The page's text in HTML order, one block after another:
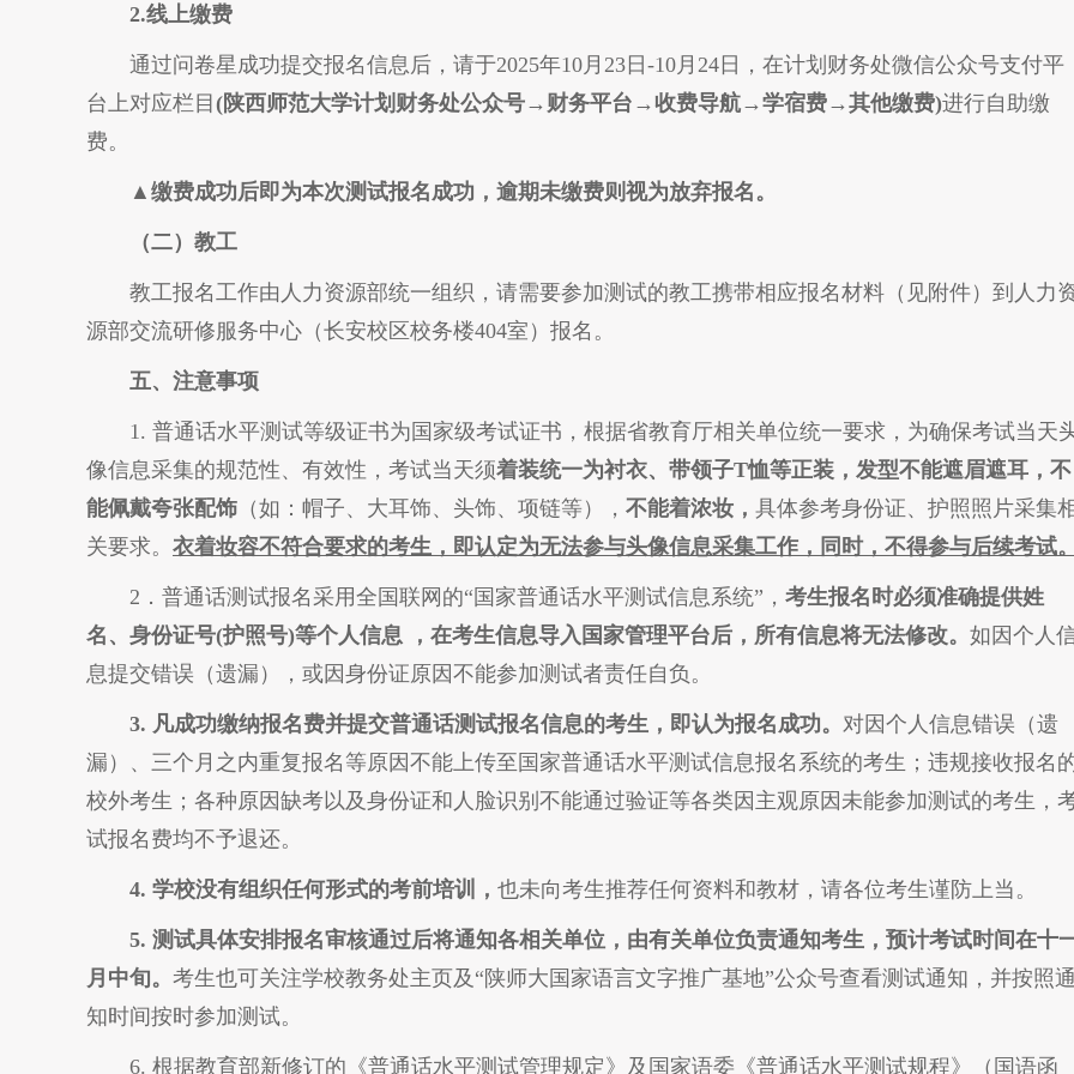
2.线上缴费
通过问卷星成功提交报名信息后，请于2025年10月23日-10月24日，在计划财务处微信公众号支付平
台上对应栏目 (陕西师范大学计划财务处公众号→财务平台→收费导航→学宿费→其他缴费)进行自助缴
费。
▲缴费成功后即为本次测试报名成功，逾期未缴费则视为放弃报名。
（二） 教工
教工报名工作由人力资源部统一组织，请需要参加测试的教工携带相应报名材料（见附件）到人力
源部交流研修服务中心（长安校区校务楼404室）报名。
五、注意事项
1. 普通话水平测试等级证书为国家级考试证书，根据省教育厅相关单位统一要求，为确保考试当天
像信息采集的规范性、有效性，考试当天须着装统一为衬衣、带领子T恤等正装，发型不能遮眉遮耳，不
能佩戴夸张配饰 （如：帽子、大耳饰、头饰、项链等）， 不能着浓妆， 具体参考身份证、护照照片采集相
关要求。 衣着妆容不符合要求的考生，即认定为无法参与头像信息采集工作，同时，不得参与后续考试。
2．普通话测试报名采用全国联网的“国家普通话水平测试信息系统”， 考生报名时必须准确提供姓
名、身份证号(护照号)等个人信息 ，在考生信息导入国家管理平台后，所有信息将无法修改。 如因个人
息提交错误（遗漏），或因身份证原因不能参加测试者责任自负。
3. 凡成功缴纳报名费并提交普通话测试报名信息的考生，即认为报名成功。 对因个人信息错误（遗
漏）、三个月之内重复报名等原因不能上传至国家普通话水平测试信息报名系统的考生；违规接收报名
校外考生；各种原因缺考以及身份证和人脸识别不能通过验证等各类因主观原因未能参加测试的考生，
试报名费均不予退还。
4. 学校没有组织任何形式的考前培训， 也未向考生推荐任何资料和教材，请各位考生谨防上当。
5. 测试具体安排报名审核通过后将通知各相关单位，由有关单位负责通知考生，预计考试时间在十
月中旬。 考生也可关注学校教务处主页及“陕师大国家语言文字推广基地”公众号查看测试通知，并按照通
知时间按时参加测试。
6. 根据教育部新修订的《普通话水平测试管理规定》及国家语委《普通话水平测试规程》（国语函